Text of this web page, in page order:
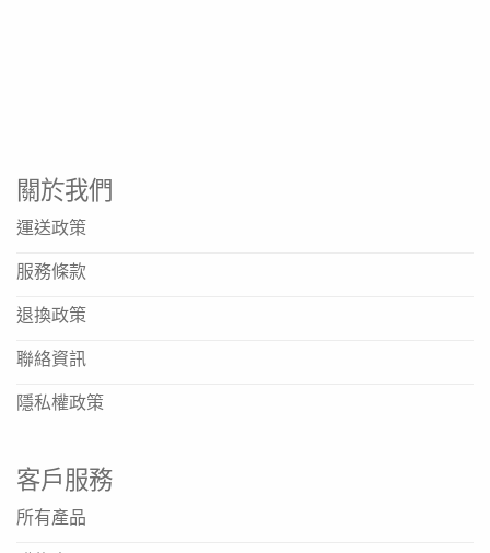
關於我們
運送政策
服務條款
退換政策
聯絡資訊
隱私權政策
客戶服務
所有產品